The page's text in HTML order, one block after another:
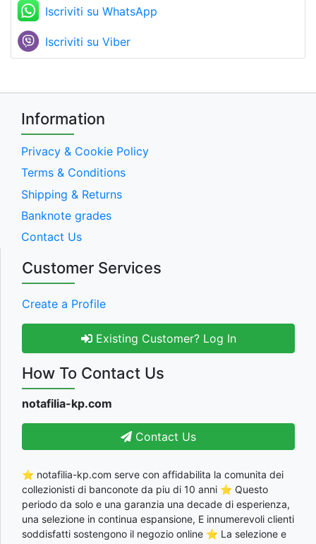
Iscriviti su WhatsApp
Iscriviti su Viber
Information
Privacy & Cookie Policy
Terms & Conditions
Shipping & Returns
Banknote grades
Contact Us
Customer Services
Create a Profile
Existing Customer? Log In
How To Contact Us
notafilia-kp.com
Contact Us
⭐ notafilia-kp.com serve con affidabilita la comunita dei
collezionisti di banconote da piu di 10 anni ⭐ Questo
periodo da solo e una garanzia una decade di esperienza,
una selezione in continua espansione, E innumerevoli clienti
soddisfatti sostengono il negozio online ⭐ La selezione e